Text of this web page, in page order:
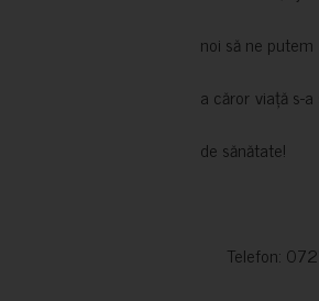
noi să ne
a căror viață s-
de sănătate!
Telefon: